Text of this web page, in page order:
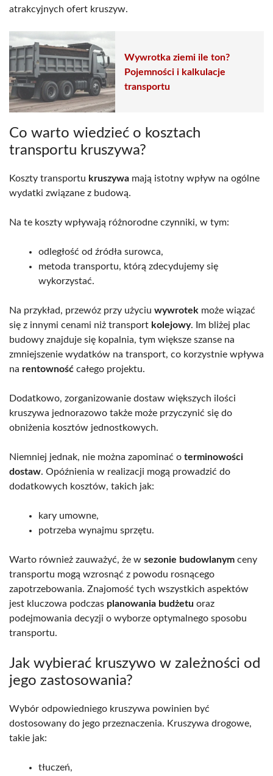
atrakcyjnych ofert kruszyw.
Wywrotka ziemi ile ton?
Pojemności i kalkulacje
transportu
Co warto wiedzieć o kosztach
transportu kruszywa?
Koszty transportu kruszywa mają istotny wpływ na ogólne
wydatki związane z budową.
Na te koszty wpływają różnorodne czynniki, w tym:
odległość od źródła surowca,
metoda transportu, którą zdecydujemy się
wykorzystać.
Na przykład, przewóz przy użyciu wywrotek może wiązać
się z innymi cenami niż transport kolejowy. Im bliżej plac
budowy znajduje się kopalnia, tym większe szanse na
zmniejszenie wydatków na transport, co korzystnie wpływa
na rentowność całego projektu.
Dodatkowo, zorganizowanie dostaw większych ilości
kruszywa jednorazowo także może przyczynić się do
obniżenia kosztów jednostkowych.
Niemniej jednak, nie można zapominać o terminowości
dostaw. Opóźnienia w realizacji mogą prowadzić do
dodatkowych kosztów, takich jak:
kary umowne,
potrzeba wynajmu sprzętu.
Warto również zauważyć, że w sezonie budowlanym ceny
transportu mogą wzrosnąć z powodu rosnącego
zapotrzebowania. Znajomość tych wszystkich aspektów
jest kluczowa podczas planowania budżetu oraz
podejmowania decyzji o wyborze optymalnego sposobu
transportu.
Jak wybierać kruszywo w zależności od
jego zastosowania?
Wybór odpowiedniego kruszywa powinien być
dostosowany do jego przeznaczenia. Kruszywa drogowe,
takie jak:
tłuczeń,